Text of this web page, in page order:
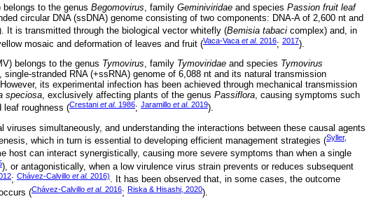
to the genus Begomovirus, family Geminiviridae and species Passion fruit leaf
circular DNA (ssDNA) genome consisting of two components: DNA-A of 2,600 nt and
). It is transmitted through the biological vector whitefly (Bemisia tabaci complex) and, in
mosaic and deformation of leaves and fruit (Vaca-Vaca et al. 2016; 2017).
belongs to the genus Tymovirus, family Tymoviridae and species Tymovirus
single-stranded RNA (+ssRNA) genome of 6,088 nt and its natural transmission
its experimental infection has been achieved through mechanical transmission
speciosa, exclusively affecting plants of the genus Passiflora, causing symptoms such
leaf roughness (Crestani et al. 1986; Jaramillo et al. 2019).
viruses simultaneously, and understanding the interactions between these causal agents
which in turn is essential to developing efficient management strategies (Syller,
host can interact synergistically, causing more severe symptoms than when a single
), or antagonistically, when a low virulence virus strain prevents or reduces subsequent
; Chávez-Calvillo et al. 2016). It has been observed that, in some cases, the outcome
(Chávez-Calvillo et al. 2016; Riska & Hisashi, 2020).